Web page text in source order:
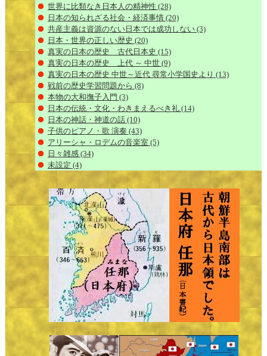
世界に比類なき日本人の精神性 (28)
日本の知られざる社会・経済事情 (20)
共産主義は資源のない日本では成功しない (3)
日本・世界の正しい歴史 (20)
真実の日本の歴史 古代日本史 (15)
真実の日本の歴史 上代 ～ 中世 (9)
真実の日本の歴史 中世～近代 尋常小学国史より (13)
戦前の歴史学習問題から (8)
本物の大和撫子入門 (3)
日本の伝統・文化・わきまえるべき礼 (14)
日本の神話・神道の話 (10)
子供のピアノ・歌 演奏 (43)
アリーシャ・ロデムの音楽室 (5)
日々雑感 (34)
未設定 (4)